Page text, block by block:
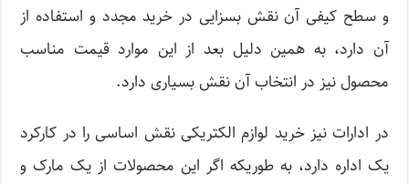
و سطح کیفی آن نقش بسزایی در خرید مجدد و استفاده از
آن دارد، به همین دلیل بعد از این موارد قیمت مناسب
محصول نیز در انتخاب آن نقش بسیاری دارد.
در ادارات نیز خرید لوازم الکتریکی نقش اساسی را در کارکرد
یک اداره دارد، به طوریکه اگر این محصولات از یک مارک و